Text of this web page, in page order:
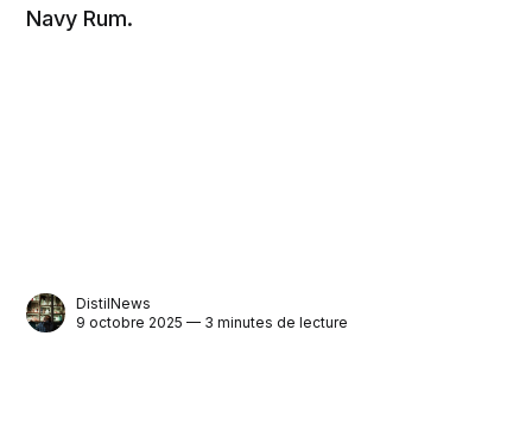
Navy Rum.
DistilNews
9 octobre 2025 — 3 minutes de lecture